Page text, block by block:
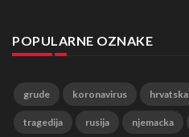
POPULARNE OZNAKE
grude koronavirus hrvatska
tragedija rusija njemacka